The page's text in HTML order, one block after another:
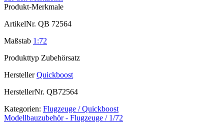
Produkt-Merkmale
ArtikelNr. QB 72564
Maßstab 1:72
Produkttyp Zubehörsatz
Hersteller Quickboost
HerstellerNr. QB72564
Kategorien: Flugzeuge / Quickboost
Modellbauzubehör - Flugzeuge / 1/72